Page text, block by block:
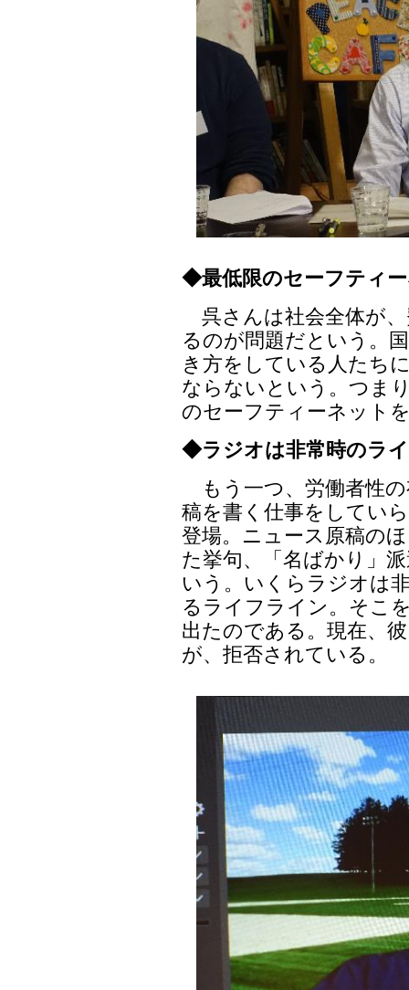
◆最低限のセーフティ
呉さんは社会全体が
るのが問題だという。
き方をしている人たち
ならないという。つま
のセーフティーネット
◆ラジオは非常時のラ
もう一つ、労働者性
稿を書く仕事をしてい
登場。ニュース原稿の
た挙句、「名ばかり」
いう。いくらラジオは
るライフライン。そこ
出たのである。現在、
が、拒否されている。